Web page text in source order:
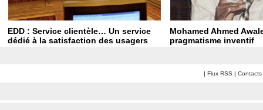
EDD : Service clientèle… Un service
dédié à la satisfaction des usagers
Mohamed Ahmed
pragmatisme inventif
| Flux RSS | Contacts